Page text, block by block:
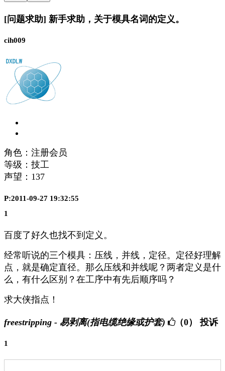
[问题求助] 新手求助，关于模具名词的定义。
cih009
角色：注册会员
等级：技工
声望： 137
P:2011-09-27 19:32:55
1
百度了好久也找不到定义。
经常听说的三个模具：压线，并线，定径。定径好理解
点，就是确定直径。那么压线和并线呢？两者定义是什
么，有什么区别？在工序中有先后顺序吗？
求大侠指点！
freestripping - 易剥离(指电缆绝缘或护套) （0） 投诉
1